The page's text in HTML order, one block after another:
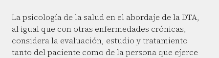
La psicología de la salud en el abordaje de la DTA,
al igual que con otras enfermedades crónicas,
considera la evaluación, estudio y tratamiento
tanto del paciente como de la persona que ejerce